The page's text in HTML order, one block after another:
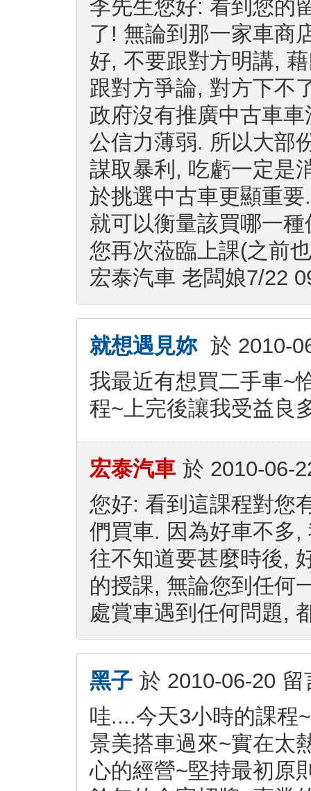
李先生您好: 看到您的
了! 無論到那一家車商
好, 不要跟對方明講,
跟對方爭論, 對方下不
政府沒有推廣中古車
公信力薄弱. 所以大部
謀取暴利, 吃虧一定是
於挑選中古車更顯重
就可以衡量該買哪一
您再次蒞臨上課(之前
宏泰汽車 老闆娘7/22
就想遇見妳 於 2010-
我最近有想買二手車~
程~上完後讓我受益良
宏泰汽車 於 2010-06-
您好: 看到這課程對您
們買車. 因為好車不多
往不知道要甚麼時後,
的授課, 無論您到任何
處賞車遇到任何問題,
黑子 於 2010-06-20 留
哇....今天3小時的課程
景美搭車過來~實在太
心的經營~堅持最初原